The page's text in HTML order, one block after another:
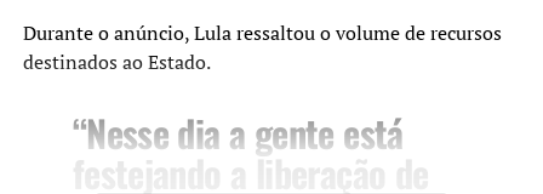
Durante o anúncio, Lula ressaltou o volume de recursos
destinados ao Estado.
“Nesse dia a gente está
festejando a liberação de